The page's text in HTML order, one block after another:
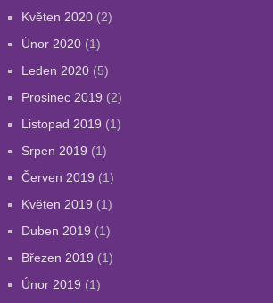
Květen 2020(2)
Únor 2020(1)
Leden 2020(5)
Prosinec 2019 (2)
Listopad 2019 (1)
Srpen 2019 (1)
Červen 2019 (1)
Květen 2019 (1)
Duben 2019 (1)
Březen 2019 (1)
Únor 2019 (1)